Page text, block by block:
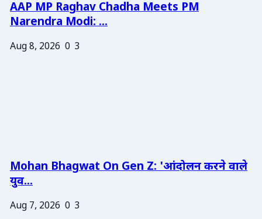
AAP MP Raghav Chadha Meets PM
Narendra Modi: ...
Aug 8, 2026 0 3
Mohan Bhagwat On Gen Z: 'आंदोलन करने वाले
युव...
Aug 7, 2026 0 3